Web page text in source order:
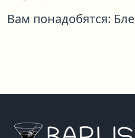
Вам понадобятся: